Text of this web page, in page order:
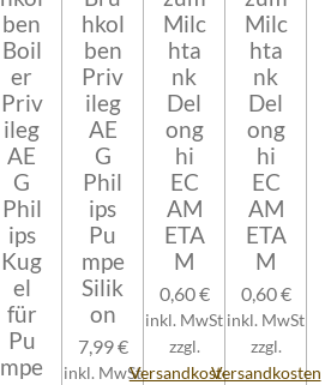
ben
Boil
er
Priv
ileg
AE
G
Phil
ips
Kug
el
für
Pu
mpe
hkol
ben
Priv
ileg
AE
G
Phil
ips
Pu
mpe
Silik
on
7,99 €
inkl. MwSt
Milc
hta
nk
Del
ong
hi
EC
AM
ETA
M
0,60 €
inkl. MwSt
zzgl.
Versandkosten
Milc
hta
nk
Del
ong
hi
EC
AM
ETA
M
0,60 €
inkl. MwSt
zzgl.
Versandkosten